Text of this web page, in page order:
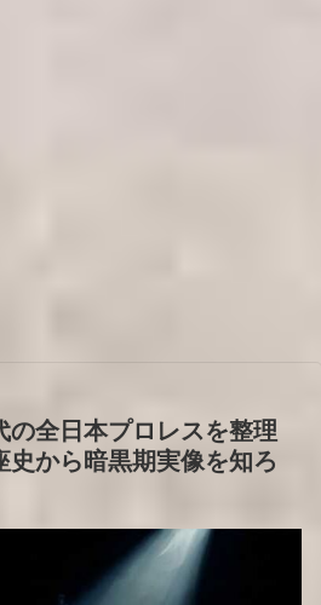
の全日本プロレスを整理
史から暗黒期実像を知ろ